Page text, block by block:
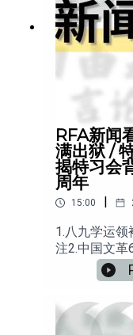
RFA新闻
满出狱 /
揭特习会
周年
15:00
1.八九学运
注2.中国文革
会”看点解析
4.“特习会”